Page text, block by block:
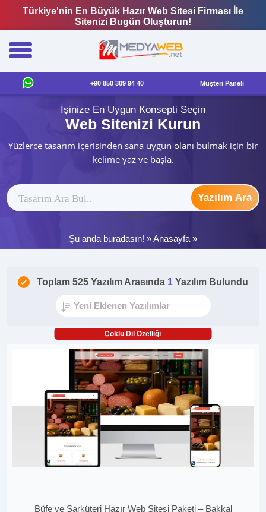
Türkiye'nin En Büyük Hazır Web Sitesi Firması İle
Sitenizi Bugün Oluşturun!
+90 850 309 94 40 Müşteri Paneli
İşinize En Uygun Konsepti Seçin
Web Sitenizi Kurun
Yüzlerce tasarım içerisinden sana uygun olanı bulmak için bir
kelime yaz ve başla.
Yazılım Ara
ytag
Şu anda buradasın! »Anasayfa »
Toplam 525 Yazılım Arasında 1 Yazılım Bulundu
Çoklu Dil Özelliği
Büfe ve Şarküteri Hazır Web Sitesi Paketi – Bakkal